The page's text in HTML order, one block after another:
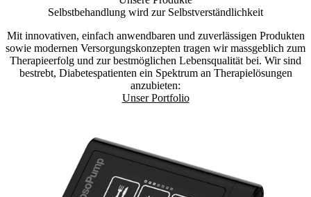
Selbstbehandlung wird zur Selbst­verständlichkeit
Mit innovativen, einfach anwendbaren und zuverlässigen Produkten
sowie modernen Versorgungskonzepten tragen wir massgeblich zum
Therapieerfolg und zur bestmöglichen Lebensqualität bei. Wir sind
bestrebt, Diabetespatienten ein Spektrum an Therapielösungen
anzubieten:
Unser Portfolio